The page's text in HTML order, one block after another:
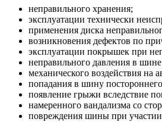
неправильного хранения;
эксплуатации технически
применения диска
возникновения дефектов по
эксплуатации покрышек при
неправильного давления в
механического воздействия на
попадания в шину
появление грыжи вследствие
намеренного вандализма со
повреждения шины при участии